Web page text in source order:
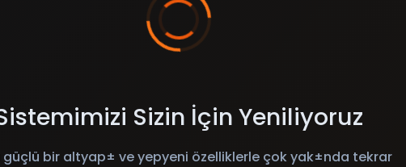
Sizin İçin Yeniliyoruz
güçlü bir altyap± ve yepyeni özelliklerle çok yak±nda tekrar